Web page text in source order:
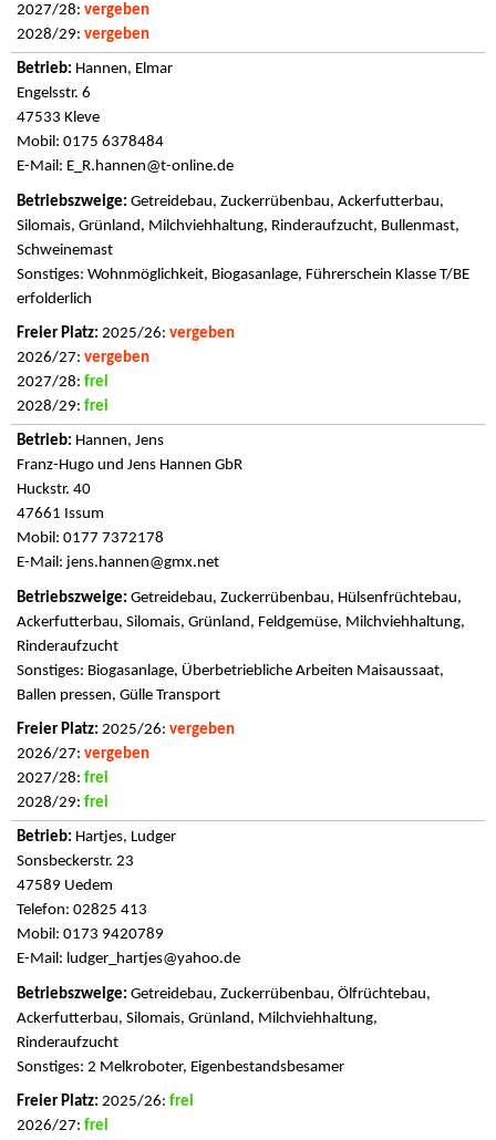
2027/28: vergeben
2028/29: vergeben
Hannen, Elmar
Engelsstr. 6
47533 Kleve
Mobil: 0175 6378484
E-Mail: E_R.hannen@t-online.de
Getreidebau, Zuckerrübenbau, Ackerfutterbau,
Silomais, Grünland, Milchviehhaltung, Rinderaufzucht, Bullenmast,
Schweinemast
Sonstiges: Wohnmöglichkeit, Biogasanlage, Führerschein Klasse T/BE
erfolderlich
2025/26: vergeben
2026/27: vergeben
2027/28: frei
2028/29: frei
Hannen, Jens
Franz-Hugo und Jens Hannen GbR
Huckstr. 40
47661 Issum
Mobil: 0177 7372178
E-Mail: jens.hannen@gmx.net
Getreidebau, Zuckerrübenbau, Hülsenfrüchtebau,
Ackerfutterbau, Silomais, Grünland, Feldgemüse, Milchviehhaltung,
Rinderaufzucht
Sonstiges: Biogasanlage, Überbetriebliche Arbeiten Maisaussaat,
Ballen pressen, Gülle Transport
2025/26: vergeben
2026/27: vergeben
2027/28: frei
2028/29: frei
Hartjes, Ludger
Sonsbeckerstr. 23
47589 Uedem
Telefon: 02825 413
Mobil: 0173 9420789
E-Mail: ludger_hartjes@yahoo.de
Getreidebau, Zuckerrübenbau, Ölfrüchtebau,
Ackerfutterbau, Silomais, Grünland, Milchviehhaltung,
Rinderaufzucht
Sonstiges: 2 Melkroboter, Eigenbestandsbesamer
2025/26: frei
2026/27: frei